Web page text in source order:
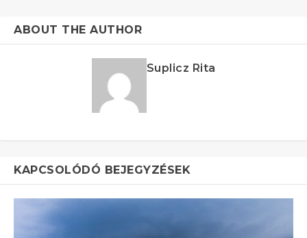
ABOUT THE AUTHOR
Suplicz Rita
KAPCSOLÓDÓ BEJEGYZÉSEK